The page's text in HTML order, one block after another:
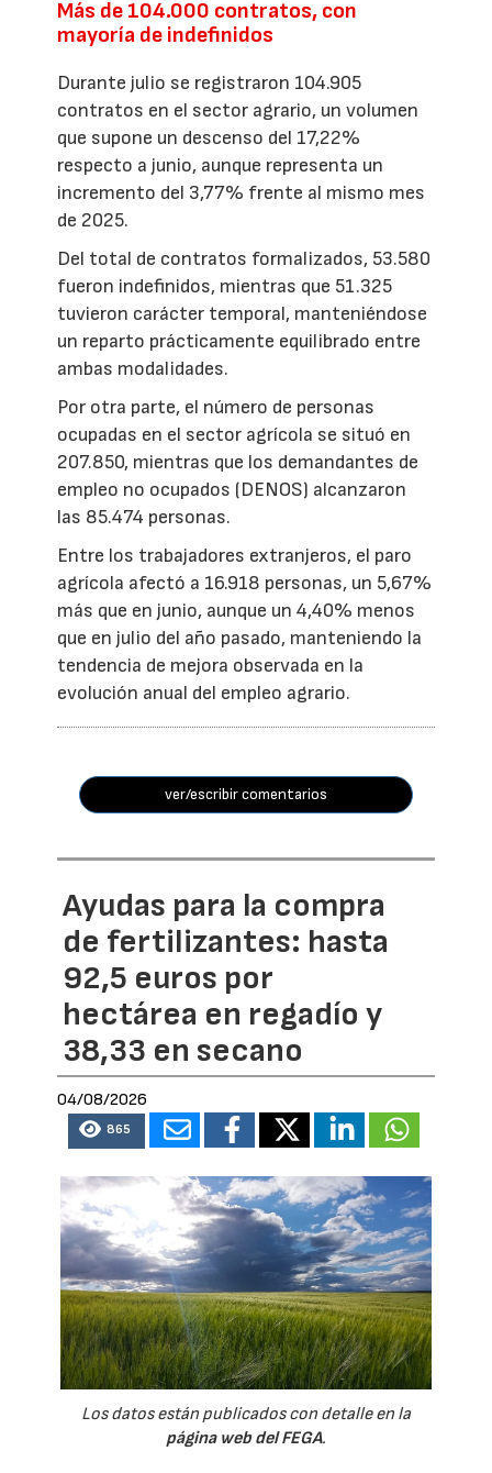
Más de 104.000 contratos, con
mayoría de indefinidos
Durante julio se registraron 104.905
contratos en el sector agrario, un volumen
que supone un descenso del 17,22%
respecto a junio, aunque representa un
incremento del 3,77% frente al mismo mes
de 2025.
Del total de contratos formalizados, 53.580
fueron indefinidos, mientras que 51.325
tuvieron carácter temporal, manteniéndose
un reparto prácticamente equilibrado entre
ambas modalidades.
Por otra parte, el número de personas
ocupadas en el sector agrícola se situó en
207.850, mientras que los demandantes de
empleo no ocupados (DENOS) alcanzaron
las 85.474 personas.
Entre los trabajadores extranjeros, el paro
agrícola afectó a 16.918 personas, un 5,67%
más que en junio, aunque un 4,40% menos
que en julio del año pasado, manteniendo la
tendencia de mejora observada en la
evolución anual del empleo agrario.
ver/escribir comentarios
Ayudas para la compra
de fertilizantes: hasta
92,5 euros por
hectárea en regadío y
38,33 en secano
04/08/2026
865
Los datos están publicados con detalle en la
página web del FEGA.